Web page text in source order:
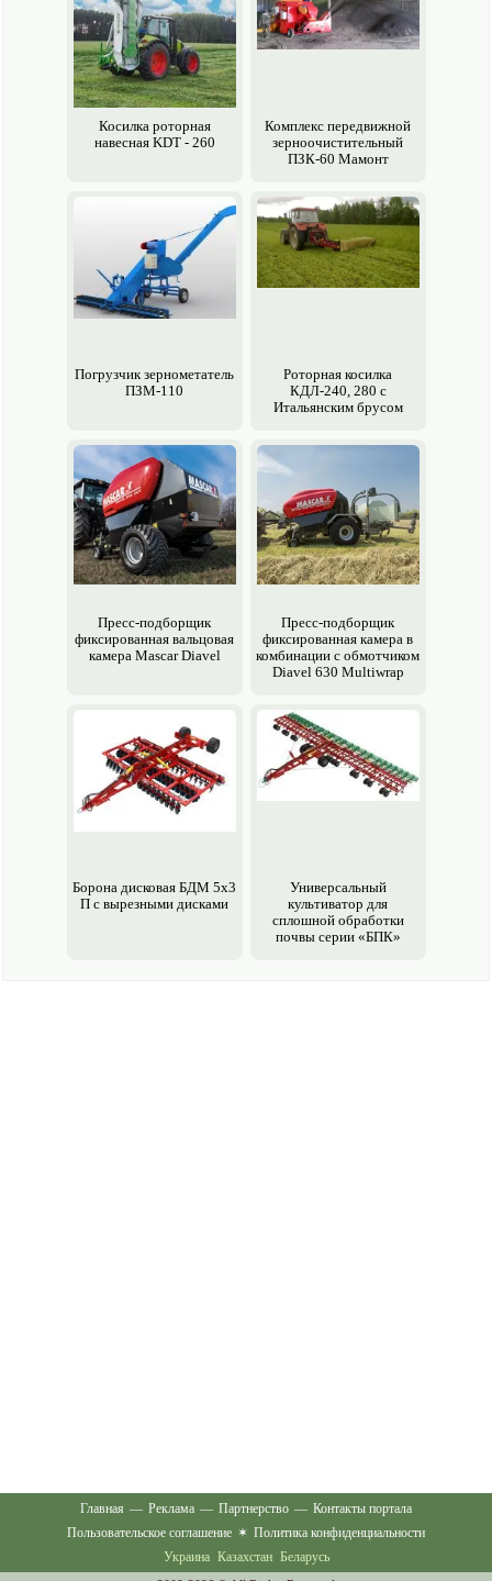
Косилка роторная
навесная KDT - 260
Комплекс передвижной
зерно­очистительный
ПЗК-60 Мамонт
Погрузчик зерно­метатель
ПЗМ-110
Роторная косилка
КДЛ-240, 280 с
Итальянским брусом
Пресс-подборщик
фиксированная вальцовая
камера Mascar Diavel
Пресс-подборщик
фиксированная камера в
комбинации с обмотчиком
Diavel 630 Multiwrap
Борона дисковая БДМ 5х3
П с вырезными дисками
Универсальный
культиватор для
сплошной обработки
почвы серии «БПК»
Главная — Реклама — Партнерство — Контакты портала
Пользовательское соглашение ✶ Политика конфиденциальности
Украина Казахстан Беларусь